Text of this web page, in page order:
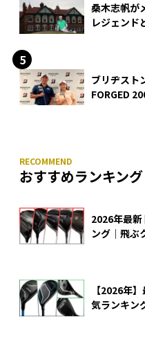
桑木志帆が
レジェンド
ブリヂスト
FORGED
おすすめランキング
2026年最
ング｜飛ぶ
【2026年
気ランキン